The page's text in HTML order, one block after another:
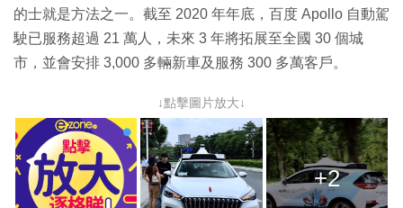
的士就是方法之一。截至 2020 年年底，百度 Apollo 自動駕
駛已服務超過 21 萬人，未來 3 年將拓展至全國 30 個城
市，並會安排 3,000 多輛新車及服務 300 多萬客戶。
↓點擊圖片放大↓
+2